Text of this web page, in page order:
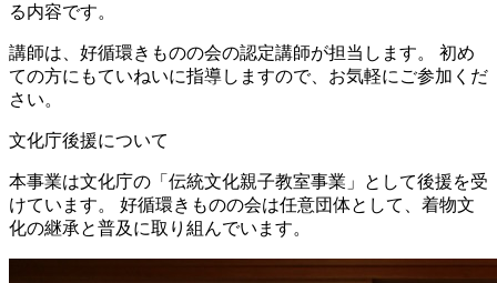
る内容です。
講師は、好循環きものの会の認定講師が担当します。 初め
ての方にもていねいに指導しますので、お気軽にご参加くだ
さい。
文化庁後援について
本事業は文化庁の「伝統文化親子教室事業」として後援を受
けています。 好循環きものの会は任意団体として、着物文
化の継承と普及に取り組んでいます。